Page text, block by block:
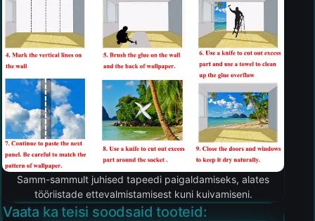
Samm-sammult juhised tapeedi paigaldamiseks, alates
tööriistade ettevalmistamisest kuni kuivamiseni.
Vaata ka teisi soodsaid tooteid: